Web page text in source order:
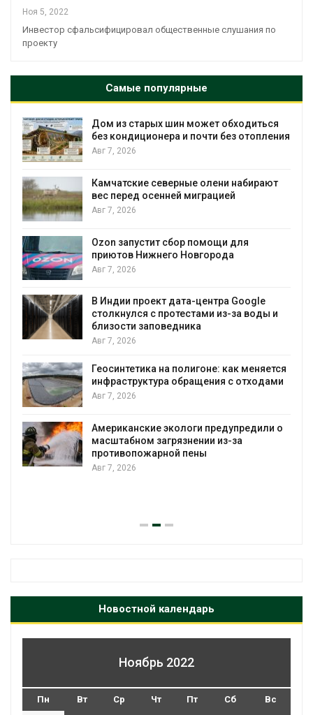
Ноя 5, 2022
Инвестор сфальсифицировал общественные слушания по
проекту
Самые популярные
Дом из старых шин может обходиться
без кондиционера и почти без отопления
Авг 7, 2026
Камчатские северные олени набирают
вес перед осенней миграцией
Авг 7, 2026
Ozon запустит сбор помощи для
приютов Нижнего Новгорода
Авг 7, 2026
В Индии проект дата-центра Google
столкнулся с протестами из-за воды и
близости заповедника
Авг 7, 2026
Геосинтетика на полигоне: как меняется
инфраструктура обращения с отходами
Авг 7, 2026
Американские экологи предупредили о
масштабном загрязнении из-за
противопожарной пены
Авг 7, 2026
Новостной календарь
Ноябрь 2022
Пн Вт Ср Чт Пт Сб Вс